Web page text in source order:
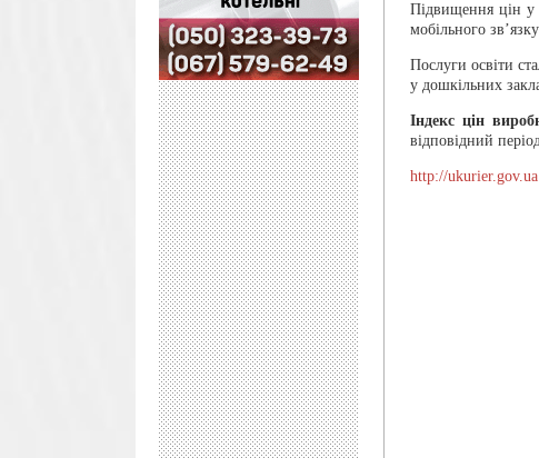
Підвищення цін у
мобільного
Послуги освіти
у дошкільних
Індекс цін
відповідний
http://ukurier.gov.ua